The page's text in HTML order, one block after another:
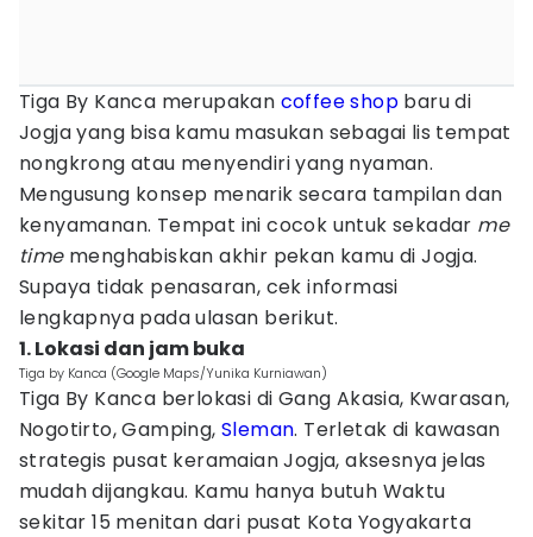
Tiga By Kanca merupakan coffee shop baru di
Jogja yang bisa kamu masukan sebagai lis tempat
nongkrong atau menyendiri yang nyaman.
Mengusung konsep menarik secara tampilan dan
kenyamanan. Tempat ini cocok untuk sekadar me
timemenghabiskan akhir pekan kamu di Jogja.
Supaya tidak penasaran, cek informasi
lengkapnya pada ulasan berikut.
1. Lokasi dan jam buka
Tiga by Kanca (Google Maps/Yunika Kurniawan)
Tiga By Kanca berlokasi di Gang Akasia, Kwarasan,
Nogotirto, Gamping, Sleman. Terletak di kawasan
strategis pusat keramaian Jogja, aksesnya jelas
mudah dijangkau. Kamu hanya butuh Waktu
sekitar 15 menitan dari pusat Kota Yogyakarta